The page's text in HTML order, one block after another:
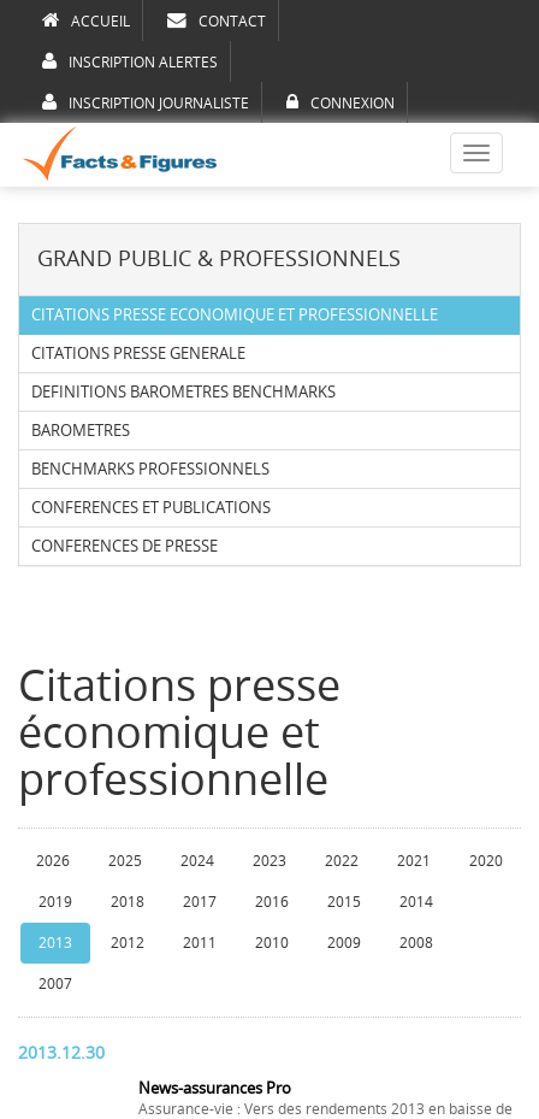
ACCUEIL CONTACT
INSCRIPTION ALERTES
INSCRIPTION JOURNALISTE CONNEXION
Toggle
GRAND PUBLIC & PROFESSIONNELS
CITATIONS PRESSE ECONOMIQUE ET PROFESSIONNELLE
CITATIONS PRESSE GENERALE
DEFINITIONS BAROMETRES BENCHMARKS
BAROMETRES
BENCHMARKS PROFESSIONNELS
CONFERENCES ET PUBLICATIONS
CONFERENCES DE PRESSE
Citations presse
économique et
professionnelle
2026 2025 2024 2023 2022 2021 2020
2019 2018 2017 2016 2015 2014
2013 2012 2011 2010 2009 2008
2007
2013.12.30
News-assurances Pro
Assurance-vie : Vers des rendements 2013 en baisse de